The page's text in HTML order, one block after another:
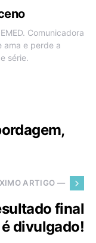
Comunicadora
ama e perde a
série.
ARTIGO —
final
divulgado!